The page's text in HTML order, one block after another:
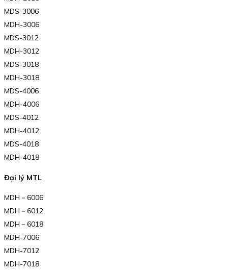
MDS-3006
MDH-3006
MDS-3012
MDH-3012
MDS-3018
MDH-3018
MDS-4006
MDH-4006
MDS-4012
MDH-4012
MDS-4018
MDH-4018
Đại lý MTL
MDH－6006
MDH－6012
MDH－6018
MDH-7006
MDH-7012
MDH-7018